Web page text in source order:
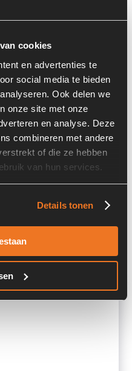
cookies
en advertenties te
social media te bieden
Ook delen we
onze site met onze
en analyse. Deze
combineren met andere
of die ze hebben
van hun services.
Details tonen
012-11
04270745
8D6